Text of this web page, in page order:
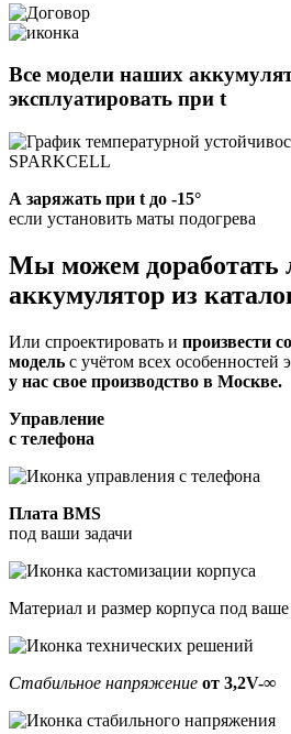
Все модели наших
эксплуатировать при t
А заряжать при t до -15°
если установить маты подогрева
Мы можем
аккумулятор из
Или спроектировать и произвести
модель с учётом всех особенностей
у нас свое производство в Москве.
Управление
с телефона
Плата BMS
под ваши задачи
Материал и размер корпуса под
Стабильное напряжение от 3,2V-∞